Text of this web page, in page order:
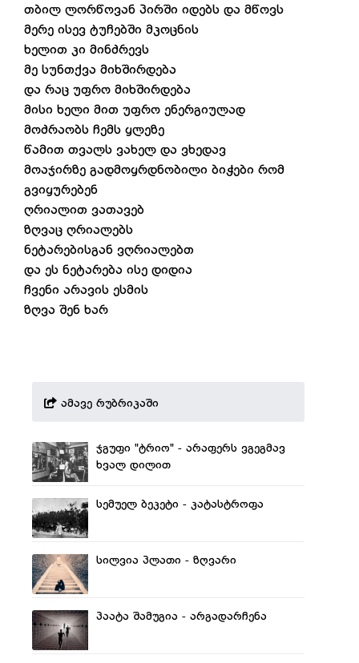
თბილ ლორწოვან პირში იდებს და მწოვს
მერე ისევ ტუჩებში მკოცნის
ხელით კი მინძრევს
მე სუნთქვა მიხშირდება
და რაც უფრო მიხშირდება
მისი ხელი მით უფრო ენერგიულად
მოძრაობს ჩემს ყლეზე
წამით თვალს ვახელ და ვხედავ
მოაჯირზე გადმოყრდნობილი ბიჭები რომ
გვიყურებენ
ღრიალით ვათავებ
ზღვაც ღრიალებს
ნეტარებისგან ვღრიალებთ
და ეს ნეტარება ისე დიდია
ჩვენი არავის ესმის
ზღვა შენ ხარ
ამავე რუბრიკაში
ჯგუფი "ტრიო" - არაფერს ვგეგმავ
ხვალ დილით
სემუელ ბეკეტი - კატასტროფა
სილვია პლათი - ზღვარი
პაატა შამუგია - არგადარჩენა